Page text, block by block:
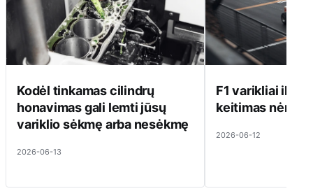
Kodėl tinkamas cilindrų
honavimas gali lemti jūsų
variklio sėkmę arba nesėkmę
2026-06-13
F1 varikliai ilgai
keitimas nėra
2026-06-12